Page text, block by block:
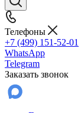
Телефоны
+7 (499) 151-52-01
WhatsApp
Telegram
Заказать звонок